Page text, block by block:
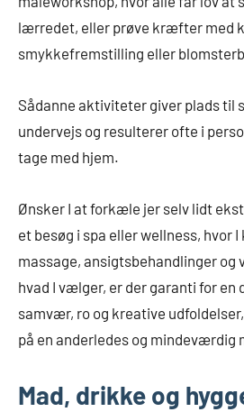
lærredet, eller prøve kræfter med
smykkefremstilling eller
Sådanne aktiviteter giver plads til
undervejs og resulterer ofte i
tage med hjem.
Ønsker I at forkæle jer selv lidt
et besøg i spa eller wellness, hvor
massage, ansigtsbehandlinger og
hvad I vælger, er der garanti for en
samvær, ro og kreative
på en anderledes og mindeværdig
Mad, drikke og